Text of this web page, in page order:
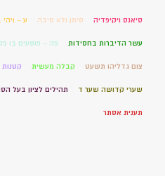
סיאנס ויקיפדיה סימן ולא סיבה ע –
עשר הדיברות בחסידות פה – פוסעים בו
צום גדליהו תשעט קבלה מעשית קטנות
שערי קדושה שער ד תהילים לציון בעל
תענית אסתר